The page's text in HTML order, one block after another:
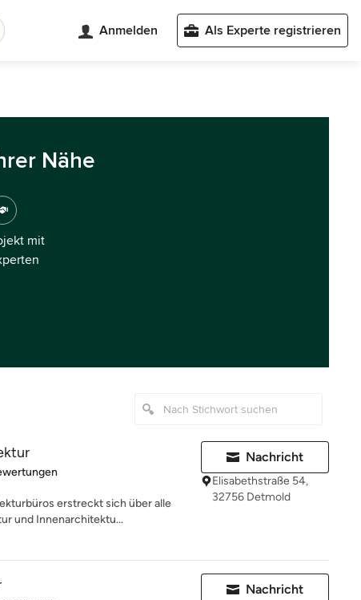
Anmelden Als Experte registrieren
Nähe
mit
5 von 5 Sternen
erstreckt sich über alle
und Innenarchitektu...
Nachricht
Elisabethstraße 54,
32756 Detmold
Nachricht